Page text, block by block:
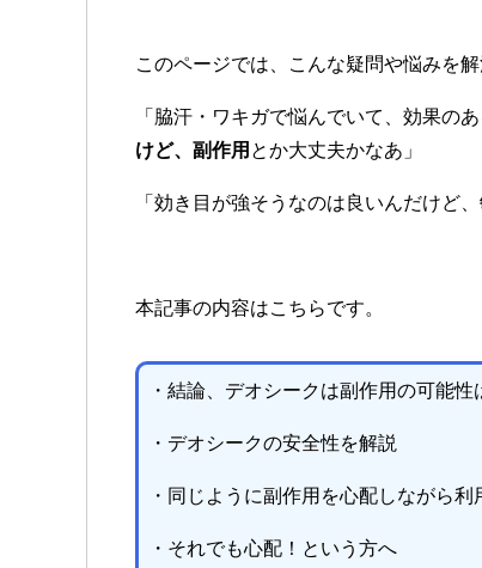
このページでは、こんな疑問や悩みを解
「脇汗・ワキガで悩んでいて、効果の
けど、副作用 とか大丈夫かなあ」
「効き目が強そうなのは良いんだけど、
本記事の内容はこちらです。
・結論、デオシークは副作用の可能
・デオシークの安全性を解説
・同じように副作用を心配しながら利
・それでも心配！という方へ